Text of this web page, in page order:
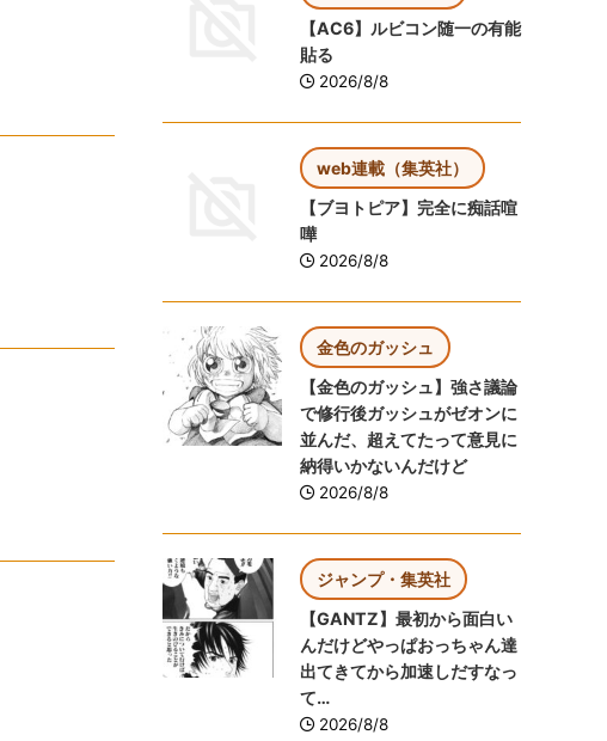
【AC6】ルビコン随一の有能
貼る
2026/8/8
web連載（集英社）
【ブヨトピア】完全に痴話喧
嘩
2026/8/8
金色のガッシュ
【金色のガッシュ】強さ議論
で修行後ガッシュがゼオンに
並んだ、超えてたって意見に
納得いかないんだけど
2026/8/8
ジャンプ・集英社
【GANTZ】最初から面白い
んだけどやっぱおっちゃん達
出てきてから加速しだすなっ
て…
2026/8/8